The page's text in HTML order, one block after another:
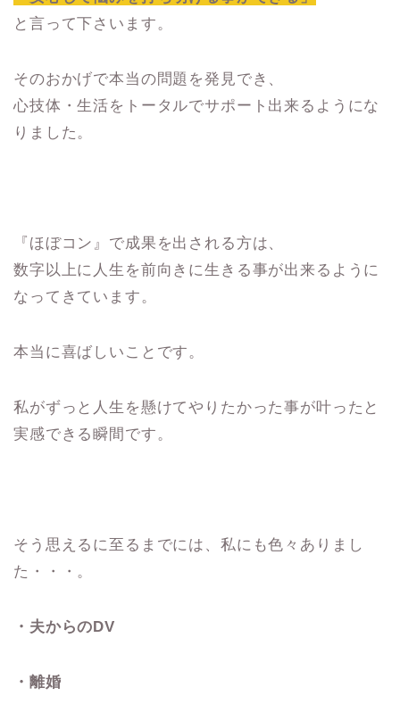
と言って下さいます。
そのおかげで本当の問題を発見でき、
心技体・生活をトータルでサポート出来るようにな
りました。
『ほぼコン』で成果を出される方は、
数字以上に人生を前向きに生きる事が出来るように
なってきています。
本当に喜ばしいことです。
私がずっと人生を懸けてやりたかった事が叶ったと
実感できる瞬間です。
そう思えるに至るまでには、私にも色々ありまし
た・・・。
・夫からのDV
・離婚